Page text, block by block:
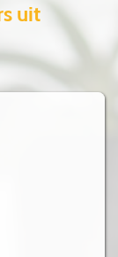
uit